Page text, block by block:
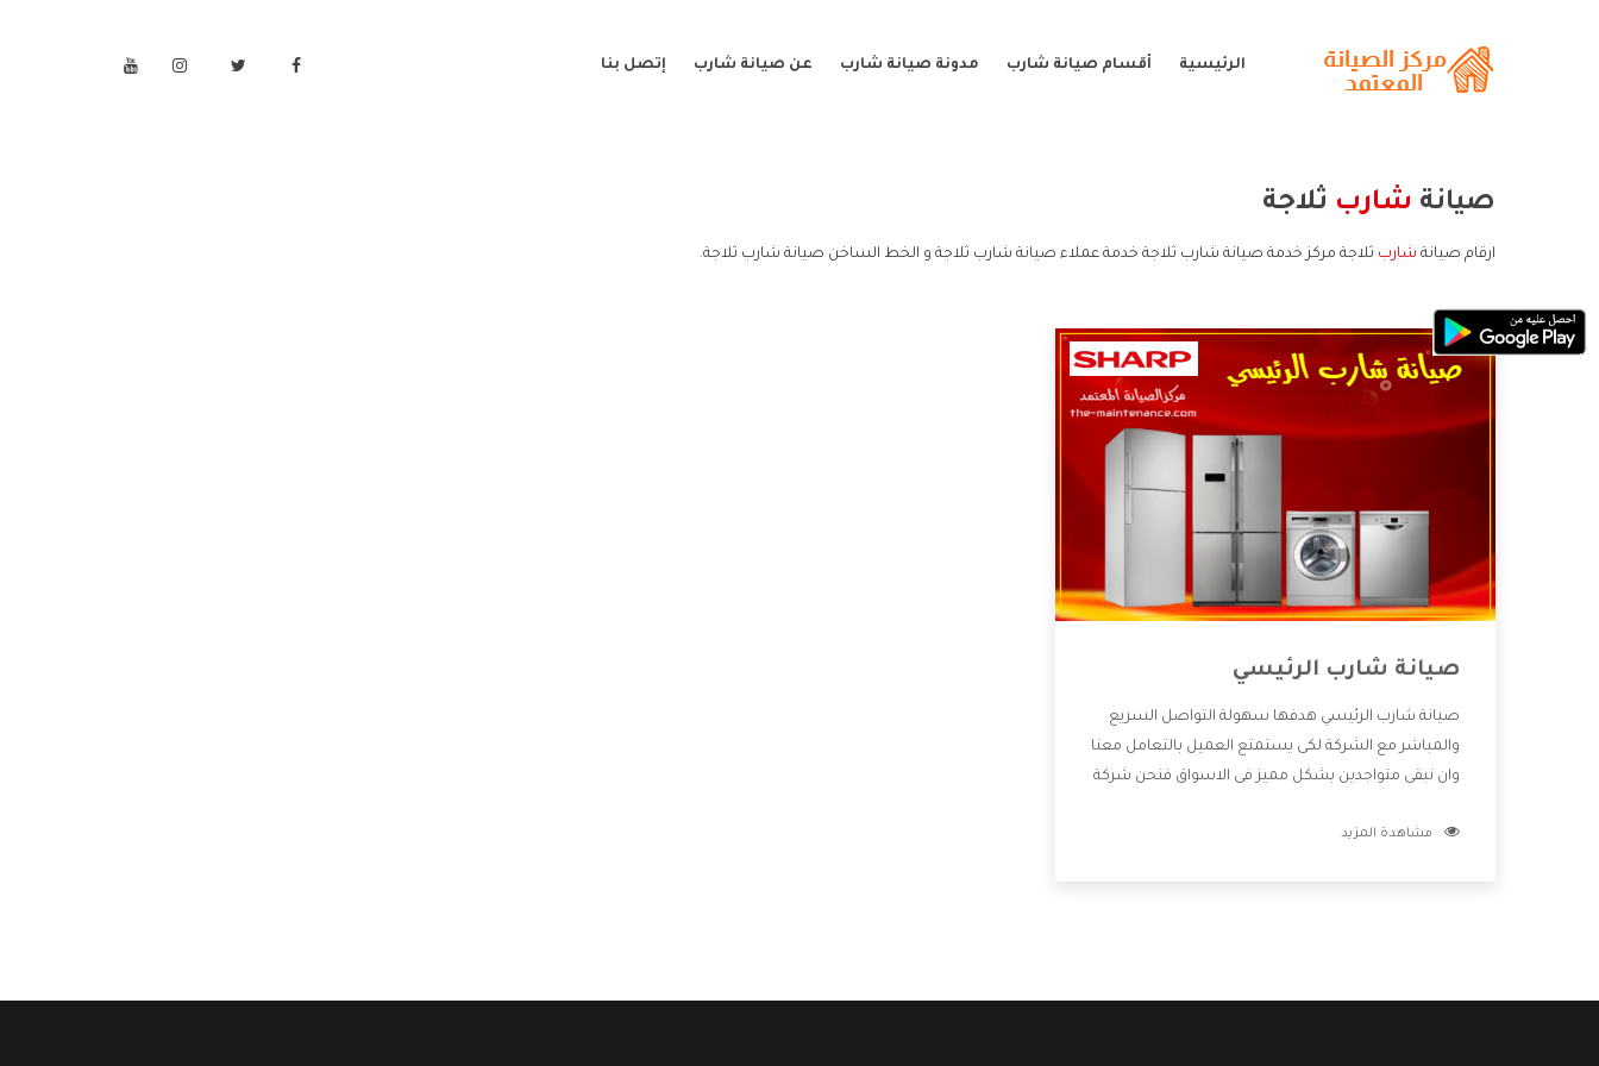
الرئيسية أقسام صيانة شارب مدونة صيانة شارب عن صيانة شارب إتصل بنا
صيانة شارب ثلاجة
ارقام صيانة شارب ثلاجة مركز خدمة صيانة شارب ثلاجة خدمة عملاء صيانة شارب ثلاجة و الخط الساخن صيانة شارب ثلاجة.
صيانة شارب الرئيسي
صيانة شارب الرئيسي هدفها سهولة التواصل السريع
والمباشر مع الشركة لكى يستمتع العميل بالتعامل معنا
وان نبقى متواجدين بشكل مميز فى الاسواق فنحن شركة
بالخدمات التى تنفرد الشركة بها والتى تكون منها خدمة
مشاهدة المزيد